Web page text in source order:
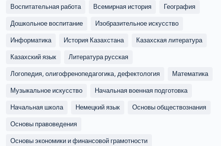
Воспитательная работа
Всемирная история
География
Дошкольное воспитание
Изобразительное искусство
Информатика
История Казахстана
Казахская литература
Казахский язык
Литература русская
Логопедия, олигофренопедагогика, дефектология
Математика
Музыкальное искусство
Начальная военная подготовка
Начальная школа
Немецкий язык
Основы обществознания
Основы правоведения
Основы экономики и финансовой грамотности